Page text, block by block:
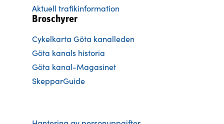
Aktuell trafikinformation
Broschyrer
Cykelkarta Göta kanalleden
Göta kanals historia
Göta kanal-Magasinet
SkepparGuide